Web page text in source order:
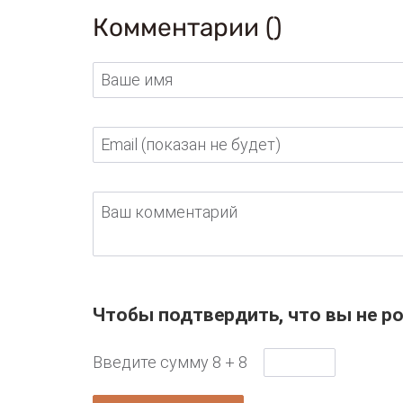
Комментарии ()
Ваше имя
Email (показан не будет)
Ваш комментарий
Чтобы подтвердить, что вы не
Введите сумму 8 + 8